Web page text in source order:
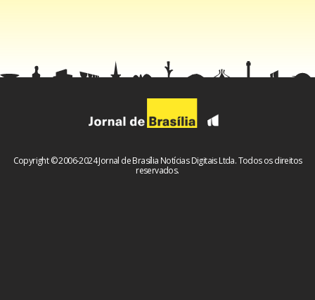
Copyright © 2006-2024 Jornal de Brasília Notícias Digitais Ltda. Todos os direitos
reservados.